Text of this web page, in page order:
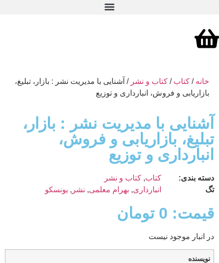
خانه / کتاب / کتاب و نشر / آشنايى با مديريت نشر : بازار، تبلیغ،
بازاریابی و فروش، انبارداری و توزیع
آشنايى با مديريت نشر : بازار،
تبلیغ، بازاریابی و فروش،
انبارداری و توزیع
دسته بندی: کتاب, کتاب و نشر
تگ
انبارداری, بهرام معلمى, نشر , يونسكو
قیمت: 0 تومان
در انبار موجود نیست
نویسنده